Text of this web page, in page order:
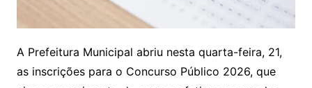
A Prefeitura Municipal abriu nesta quarta-feira, 21,
as inscrições para o Concurso Público 2026, que